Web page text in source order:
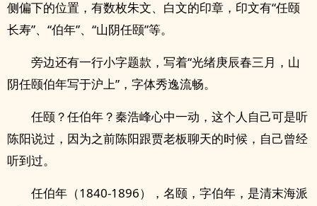
侧偏下的位置，有数枚朱文、白文的印章，印文有“任颐
长寿”、“伯年”、“山阴任颐”等。
旁边还有一行小字题款，写着“光绪庚辰春三月，山
阴任颐伯年写于沪上”，字体秀逸流畅。
任颐？任伯年？秦浩峰心中一动，这个人自己可是听
陈阳说过，因为之前陈阳跟贾老板聊天的时候，自己曾经
听到过。
任伯年（1840-1896），名颐，字伯年，是清末海派